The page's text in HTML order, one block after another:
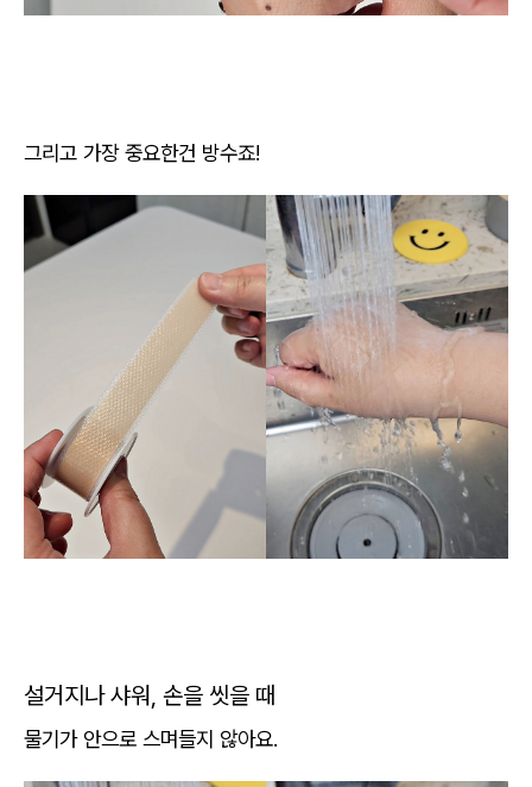
그리고 가장 중요한건 방수죠!
설거지나 샤워, 손을 씻을 때
물기가 안으로 스며들지 않아요.